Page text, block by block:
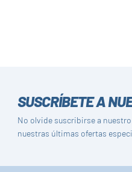
SUSCRÍBETE A
No olvide suscribirse a
nuestras últimas ofertas